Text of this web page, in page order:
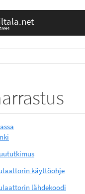
käyttöohje
lähdekoodi